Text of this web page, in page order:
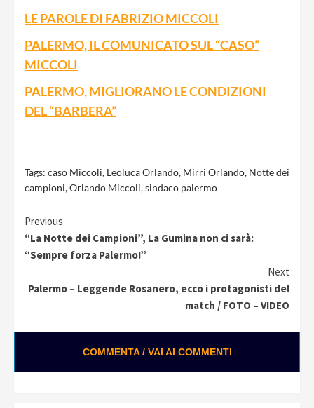
LE PAROLE DI FABRIZIO MICCOLI
PALERMO, IL COMUNICATO SUL “CASO”
MICCOLI
PALERMO, MIGLIORANO LE CONDIZIONI
DEL “BARBERA”
Tags: caso Miccoli, Leoluca Orlando, Mirri Orlando, Notte dei
campioni,Orlando Miccoli,sindaco palermo
Continue
Reading
Previous
“La Notte dei Campioni”, La Gumina non ci sarà:
“Sempre forza Palermo!”
Next
Palermo – Leggende Rosanero, ecco i protagonisti del
match / FOTO – VIDEO
COMMENTA / VAI AI COMMENTI